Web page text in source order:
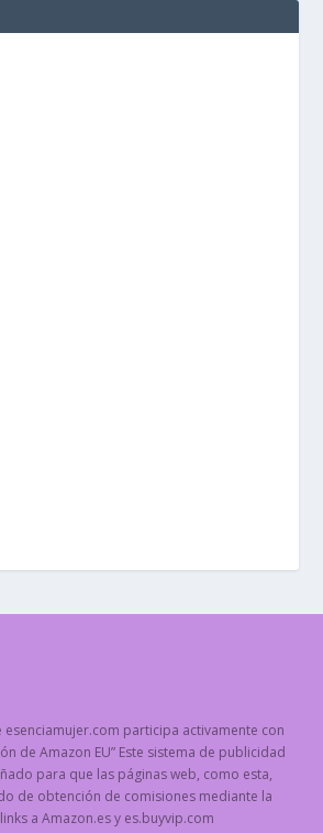
participa activamente con
de Amazon EU” Este sistema de publicidad
para que las páginas web, como esta,
de obtención de comisiones mediante la
a Amazon.es y es.buyvip.com